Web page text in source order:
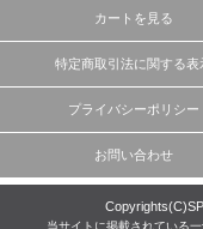
カートを見る
特定商取引法に関する表
プライバシーポリシー
お問い合わせ
当サイトに掲載されている